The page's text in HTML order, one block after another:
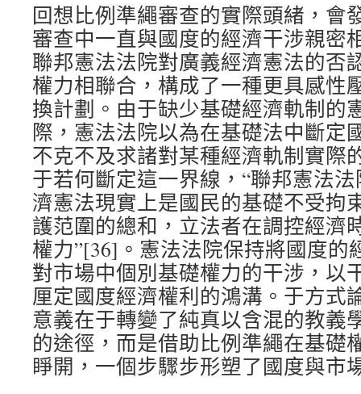
回想比例準繩審查的實際頭緒，會
審查中一直與國度的經濟干涉親密
聯邦憲法法院對廣義經濟憲法的否
權力相聯合，構成了一種更具感性
換計劃。由于缺少基礎經濟軌制的
際，憲法法院以為在基礎法中斷定
不克不及求諸對某種經濟軌制實際
于若何斷定這一界線，“聯邦憲法
濟憲法現實上是國民的基礎不受拘
護范圍的總和，立法者在調控經濟
權力”[36]。憲法法院保持將國度的
對市場中個別基礎權力的干涉，以
厘定國度經濟權利的鴻溝。于方式
意義在于轉變了純真以含混的教義
的途徑，而是借助比例準繩在基礎
睜開，一個步驟步形塑了國度與市